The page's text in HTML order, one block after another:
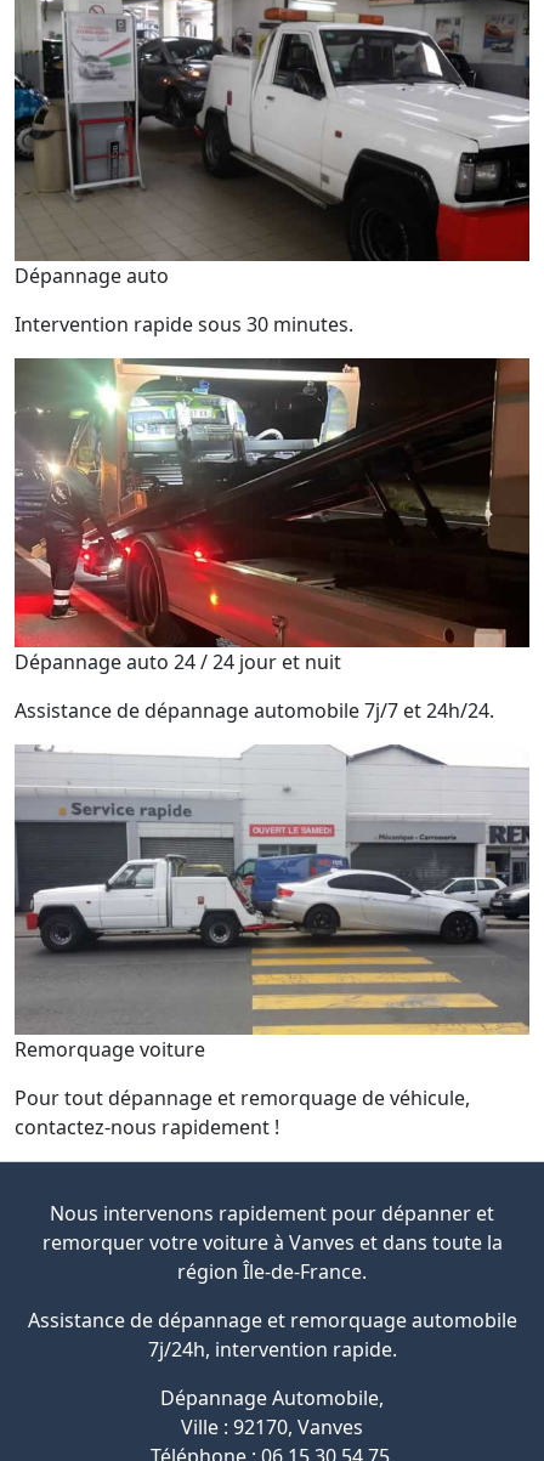
Dépannage auto
Intervention rapide sous 30 minutes.
Dépannage auto 24 / 24 jour et nuit
Assistance de dépannage automobile 7j/7 et 24h/24.
Remorquage voiture
Pour tout dépannage et remorquage de véhicule,
contactez-nous rapidement !
Nous intervenons rapidement pour dépanner et
remorquer votre voiture à Vanves et dans toute la
région Île-de-France.
Assistance de dépannage et remorquage automobile
7j/24h, intervention rapide.
Dépannage Automobile,
Ville : 92170, Vanves
Téléphone : 06 15 30 54 75.